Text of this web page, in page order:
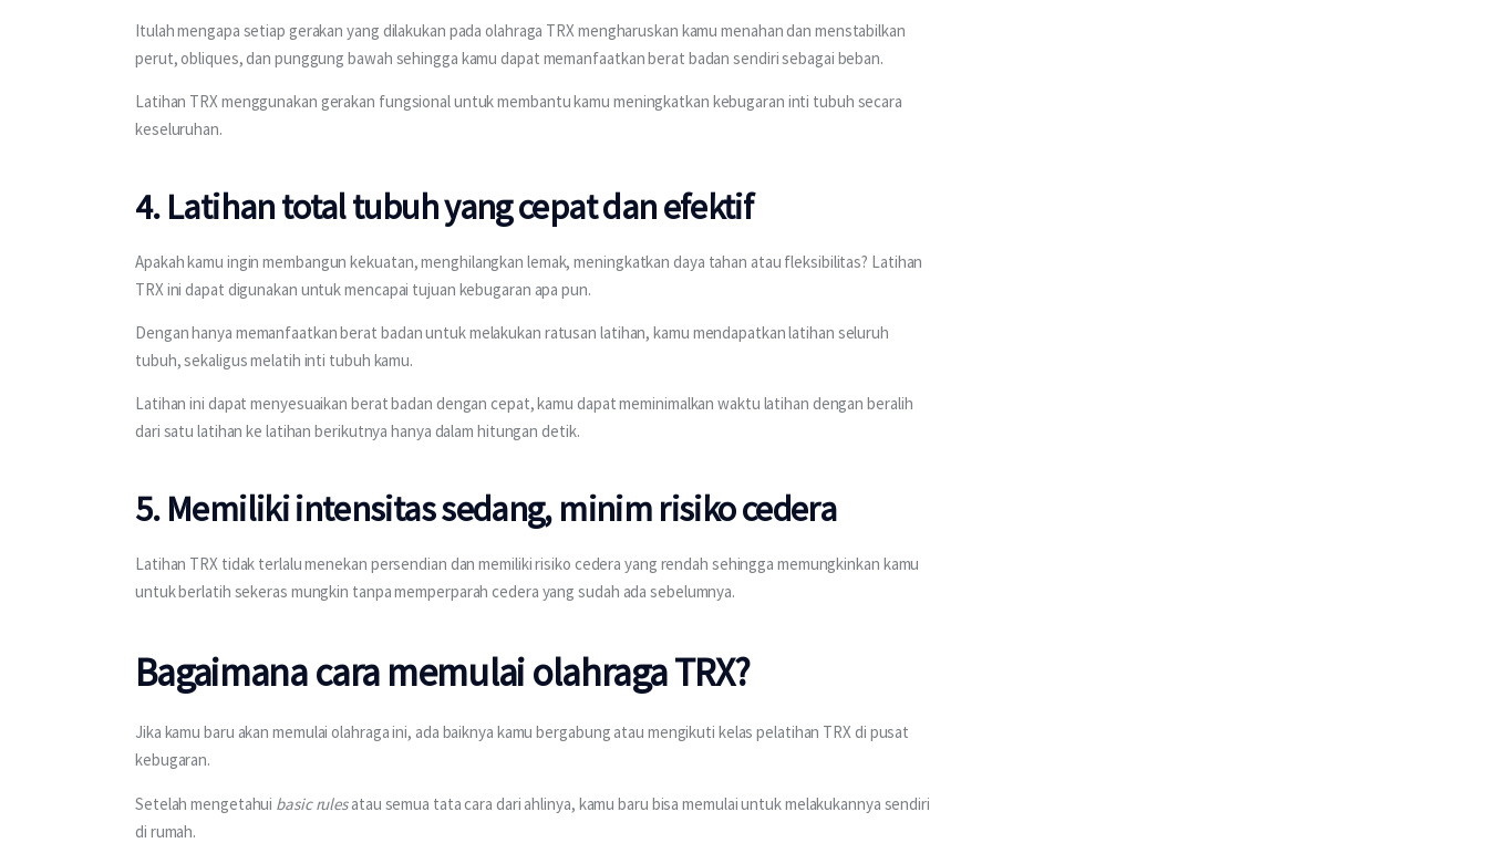
Itulah mengapa setiap gerakan yang dilakukan pada olahraga TRX mengharuskan kamu menahan dan menstabilkan
perut, obliques, dan punggung bawah sehingga kamu dapat memanfaatkan berat badan sendiri sebagai beban.
Latihan TRX menggunakan gerakan fungsional untuk membantu kamu meningkatkan kebugaran inti tubuh secara
keseluruhan.
4. Latihan total tubuh yang cepat dan efektif
Apakah kamu ingin membangun kekuatan, menghilangkan lemak, meningkatkan daya tahan atau fleksibilitas? Latihan
TRX ini dapat digunakan untuk mencapai tujuan kebugaran apa pun.
Dengan hanya memanfaatkan berat badan untuk melakukan ratusan latihan, kamu mendapatkan latihan seluruh
tubuh, sekaligus melatih inti tubuh kamu.
Latihan ini dapat menyesuaikan berat badan dengan cepat, kamu dapat meminimalkan waktu latihan dengan beralih
dari satu latihan ke latihan berikutnya hanya dalam hitungan detik.
5. Memiliki intensitas sedang, minim risiko cedera
Latihan TRX tidak terlalu menekan persendian dan memiliki risiko cedera yang rendah sehingga memungkinkan kamu
untuk berlatih sekeras mungkin tanpa memperparah cedera yang sudah ada sebelumnya.
Bagaimana cara memulai olahraga TRX?
Jika kamu baru akan memulai olahraga ini, ada baiknya kamu bergabung atau mengikuti kelas pelatihan TRX di pusat
kebugaran.
Setelah mengetahui basic rules atau semua tata cara dari ahlinya, kamu baru bisa memulai untuk melakukannya sendiri
di rumah.